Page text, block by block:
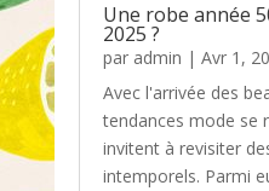
Une robe année
2025 ?
par admin | Avr 1,
Avec l'arrivée des
tendances mode se
invitent à revisiter
intemporels. Parmi